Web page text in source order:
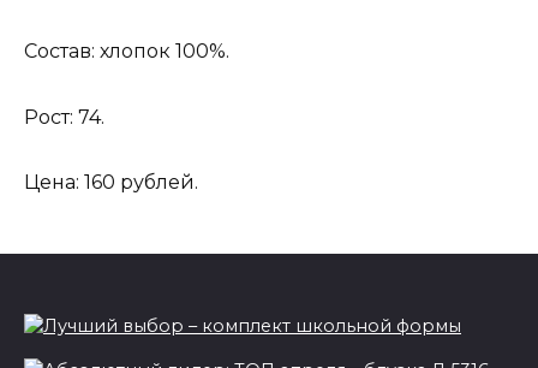
Состав: хлопок 100%.
Рост: 74.
Цена: 160 рублей.